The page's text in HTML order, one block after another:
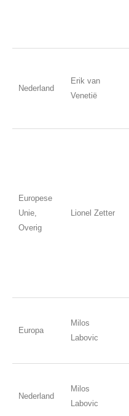
Nederland
Erik van
Venetië
Europese
Unie,
Overig
Lionel Zetter
Europa
Milos
Labovic
Nederland
Milos
Labovic